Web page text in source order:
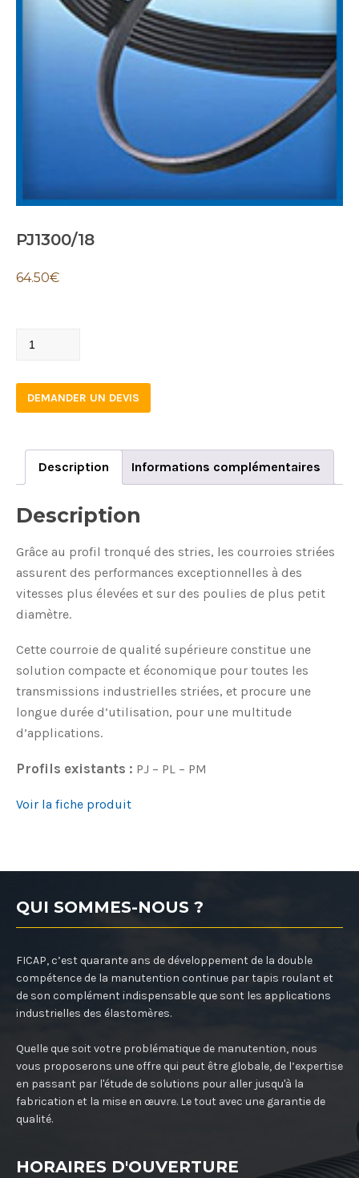
PJ1300/18
64.50€
PJ1300/18
DEMANDER UN DEVIS
Description Informations complémentaires
Description
Grâce au profil tronqué des stries, les courroies striées
assurent des performances exceptionnelles à des
vitesses plus élevées et sur des poulies de plus petit
diamètre.
Cette courroie de qualité supérieure constitue une
solution compacte et économique pour toutes les
transmissions industrielles striées, et procure une
longue durée d’utilisation, pour une multitude
d’applications.
Profils existants : PJ – PL – PM
Voir la fiche produit
QUI SOMMES-NOUS ?
FICAP, c’est quarante ans de développement de la double
compétence de la manutention continue par tapis roulant et
de son complément indispensable que sont les applications
industrielles des élastomères.
Quelle que soit votre problématique de manutention, nous
vous proposerons une offre qui peut être globale, de l’expertise
en passant par l'étude de solutions pour aller jusqu'à la
fabrication et la mise en œuvre. Le tout avec une garantie de
qualité.
HORAIRES D'OUVERTURE